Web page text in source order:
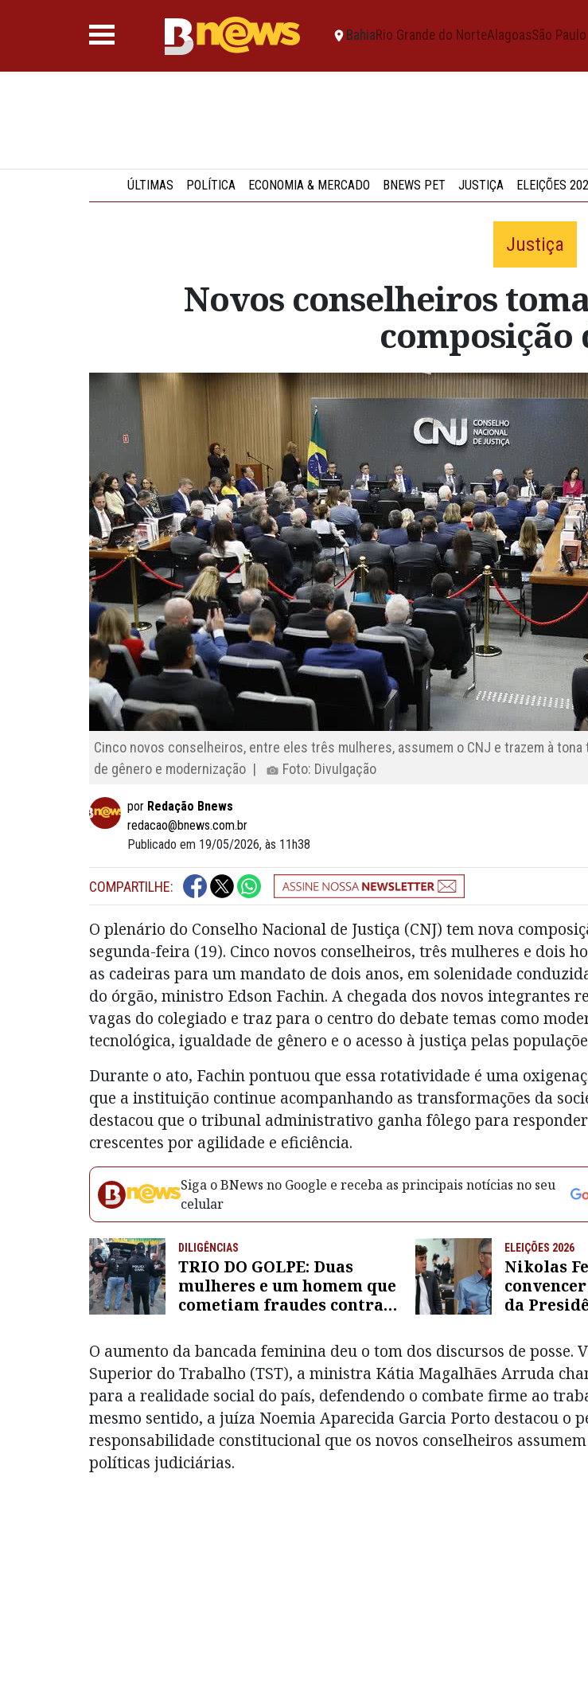
BahiaRio Grande do NorteAlagoasSão Paulo
ÚLTIMAS POLÍTICA ECONOMIA & MERCADO BNEWS PET JUSTIÇA ELEIÇÕES
Justiça
Novos conselheiros
composição
Cinco novos conselheiros, entre eles três mulheres, assumem o CNJ e trazem à tona
de gênero e modernização |
Foto: Divulgação
por Redação Bnews
redacao@bnews.com.br
Publicado em 19/05/2026, às 11h38
COMPARTILHE:
O plenário do Conselho Nacional de Justiça (CNJ) tem nova
segunda-feira (19). Cinco novos conselheiros, três mulheres e dois
as cadeiras para um mandato de dois anos, em solenidade
do órgão, ministro Edson Fachin. A chegada dos novos integrantes
vagas do colegiado e traz para o centro do debate temas como
tecnológica, igualdade de gênero e o acesso à justiça pelas
Durante o ato, Fachin pontuou que essa rotatividade é uma
que a instituição continue acompanhando as transformações da
destacou que o tribunal administrativo ganha fôlego para
crescentes por agilidade e eficiência.
Siga o BNews no Google e receba as principais notícias no seu
celular
DILIGÊNCIAS
TRIO DO GOLPE: Duas
mulheres e um homem que
cometiam fraudes contra
Salvador; veja modus
operandi
ELEIÇÕES 2026
Nikolas
da
O aumento da bancada feminina deu o tom dos discursos de posse.
Superior do Trabalho (TST), a ministra Kátia Magalhães Arruda
para a realidade social do país, defendendo o combate firme ao
mesmo sentido, a juíza Noemia Aparecida Garcia Porto destacou o
responsabilidade constitucional que os novos conselheiros
políticas judiciárias.